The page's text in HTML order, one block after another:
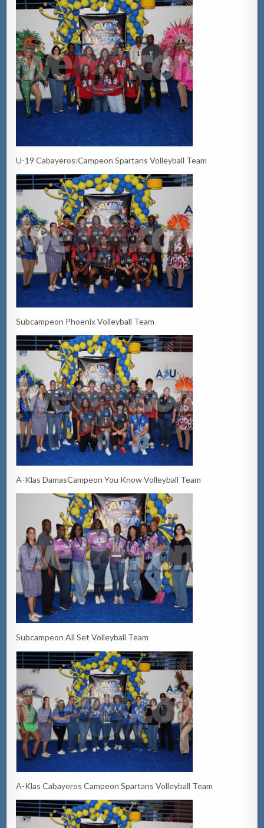
U-19 Cabayeros:Campeon Spartans Volleyball Team
Subcampeon Phoenix Volleyball Team
A-Klas DamasCampeon You Know Volleyball Team
Subcampeon All Set Volleyball Team
A-Klas Cabayeros Campeon Spartans Volleyball Team